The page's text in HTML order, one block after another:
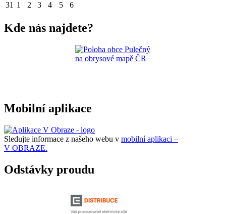
31 1 2 3 4 5 6
Kde nás najdete?
Mobilní aplikace
Sledujte informace z našeho webu v mobilní aplikaci –
V OBRAZE.
Odstávky proudu